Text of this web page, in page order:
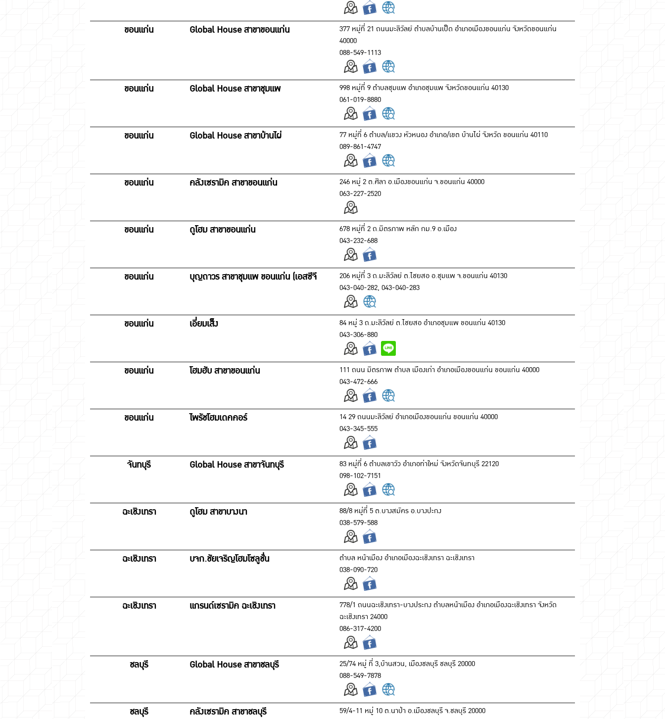
ขอนแก่น Global House สาขาขอนแก่น
377 หมู่ที่ 21 ถนนมะลิวัลย์ ตำบลบ้านเป็ด อำเภอเมืองขอนแก่น จังหวัดขอนแก่น
40000
088-549-1113
ขอนแก่น Global House สาขาชุมแพ
998 หมู่ที่ 9 ตำบลชุมแพ อำเภอชุมแพ จังหวัดขอนแก่น 40130
061-019-8880
ขอนแก่น Global House สาขาบ้านไผ่
77 หมู่ที่ 6 ตำบล/แขวง หัวหนอง อำเภอ/เขต บ้านไผ่ จังหวัด ขอนแก่น 40110
089-861-4747
ขอนแก่น คลังเซรามิค สาขาขอนแก่น
246 หมู่ 2 ต.ศิลา อ.เมืองขอนแก่น จ.ขอนแก่น 40000
063-227-2520
ขอนแก่น ดูโฮม สาขาขอนแก่น
678 หมู่ที่ 2 ถ.มิตรภาพ หลัก กม.9 อ.เมือง
043-232-688
ขอนแก่น บุญถาวร สาขาชุมแพ ขอนแก่น (เอสซีจี
206 หมู่ที่ 3 ถ.มะลิวัลย์ ต.ไชยสอ อ.ชุมแพ จ.ขอนแก่น 40130
043-040-282, 043-040-283
ขอนแก่น เอี่ยมเส็ง
84 หมู่ 3 ถ.มะลิวัลย์ ต.ไชยสอ อำเภอชุมแพ ขอนแก่น 40130
043-306-880
ขอนแก่น โฮมฮับ สาขาขอนแก่น
111 ถนน มิตรภาพ ตำบล เมืองเก่า อำเภอเมืองขอนแก่น ขอนแก่น 40000
043-472-666
ขอนแก่น ไพรัชโฮมเดคคอร์
14 29 ถนนมะลิวัลย์ อำเภอเมืองขอนแก่น ขอนแก่น 40000
043-345-555
จันทบุรี Global House สาขาจันทบุรี
83 หมู่ที่ 6 ตำบลเขาวัว อำเภอท่าใหม่ จังหวัดจันทบุรี 22120
098-102-7151
ฉะเชิงเทรา ดูโฮม สาขาบางนา
88/8 หมู่ที่ 5 ต.บางสมัคร อ.บางปะกง
038-579-588
ฉะเชิงเทรา บจก.ชัยเจริญโฮมโซลูชั่น
ตำบล หน้าเมือง อำเภอเมืองฉะเชิงเทรา ฉะเชิงเทรา
038-090-720
ฉะเชิงเทรา แกรนด์เซรามิค ฉะเชิงเทรา
778/1 ถนนฉะเชิงเทรา-บางประกง ตำบลหน้าเมือง อำเภอเมืองฉะเชิงเทรา จังหวัด
ฉะเชิงเทรา 24000
086-317-4200
ชลบุรี Global House สาขาชลบุรี
25/74 หมู่ ที่ 3,บ้านสวน, เมืองชลบุรี ชลบุรี 20000
088-549-7878
ชลบุรี คลังเซรามิค สาขาชลบุรี
59/4-11 หมู่ 10 ต.นาป่า อ.เมืองชลบุรี จ.ชลบุรี 20000